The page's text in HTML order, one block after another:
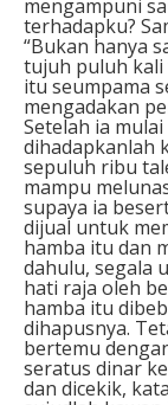
mengampuni
terhadapku?
“Bukan hanya
tujuh puluh kali
itu seumpama
mengadakan
Setelah ia
dihadapkanlah
sepuluh ribu
mampu
supaya ia
dijual untuk
hamba itu dan
dahulu, segala
hati raja oleh
hamba itu
dihapusnya.
bertemu
seratus dinar
dan dicekik,